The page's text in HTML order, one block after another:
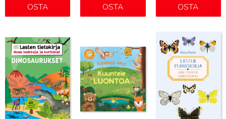
OSTA OSTA OSTA
Lue lisää Lue lisää